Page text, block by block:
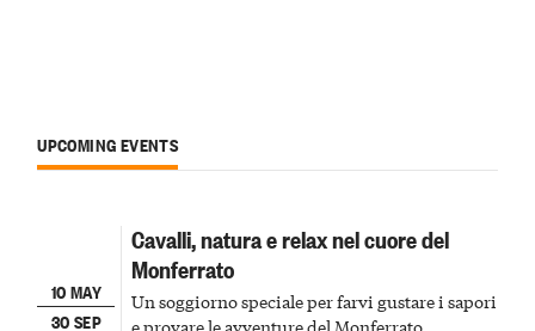
UPCOMING EVENTS
10 MAY
30 SEP
Cavalli, natura e relax nel cuore del
Monferrato
Un soggiorno speciale per farvi gustare i sapori